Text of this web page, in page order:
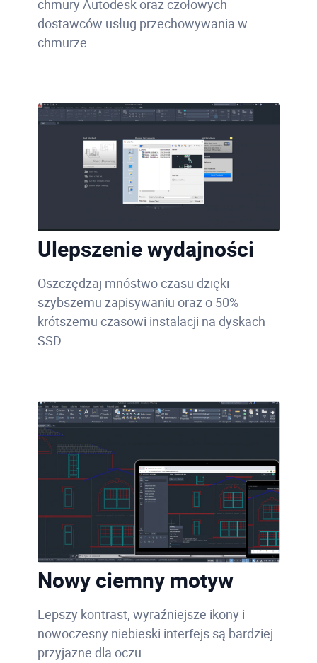
chmury Autodesk oraz czołowych
dostawców usług przechowywania w
chmurze.
Ulepszenie wydajności
Oszczędzaj mnóstwo czasu dzięki
szybszemu zapisywaniu oraz o 50%
krótszemu czasowi instalacji na dyskach
SSD.
Nowy ciemny motyw
Lepszy kontrast, wyraźniejsze ikony i
nowoczesny niebieski interfejs są bardziej
przyjazne dla oczu.